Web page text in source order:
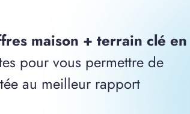
maison + terrain clé en
pour vous permettre de
au meilleur rapport